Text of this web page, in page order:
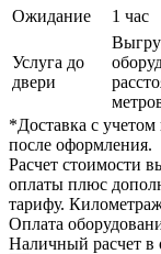
Ожидание
1 час
Услуга до
двери
*Доставка с
после оформления.
Расчет стоимости
оплаты плюс
тарифу.
Оплата
Наличный расчет в